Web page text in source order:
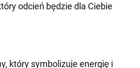
odcień będzie dla Ciebie
który symbolizuje energię i